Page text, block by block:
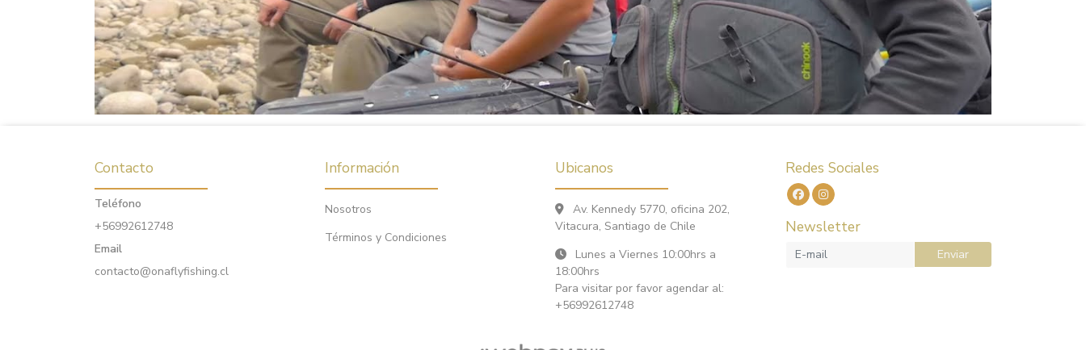
Contacto
Teléfono
+56992612748
Email
contacto@onaflyfishing.cl
Información
Nosotros
Términos y Condiciones
Ubicanos
Av. Kennedy 5770, oficina 202,
Vitacura, Santiago de Chile
Lunes a Viernes 10:00hrs a
18:00hrs
Para visitar por favor agendar al:
+56992612748
Redes Sociales
Newsletter
Enviar